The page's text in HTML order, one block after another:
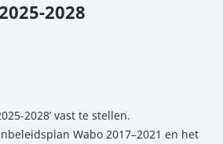
2028
2028’ vast te stellen.
Wabo 2017–2021 en het